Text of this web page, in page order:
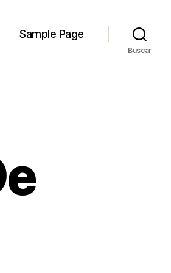
Sample Page
Buscar